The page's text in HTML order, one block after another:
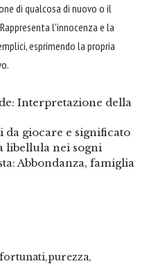
di qualcosa di nuovo o il
l'innocenza e la
esprimendo la propria
Interpretazione della
da giocare e significato
libellula nei sogni
Abbondanza, famiglia
purezza